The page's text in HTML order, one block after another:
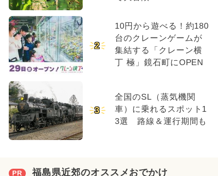
2
10円から遊べる！約180
台のクレーンゲームが
集結する「クレーン横
丁 極」鏡石町にOPEN
3
全国のSL（蒸気機関
車）に乗れるスポット1
3選 路線＆運行期間も
PR 福島県近郊のオススメおでかけ